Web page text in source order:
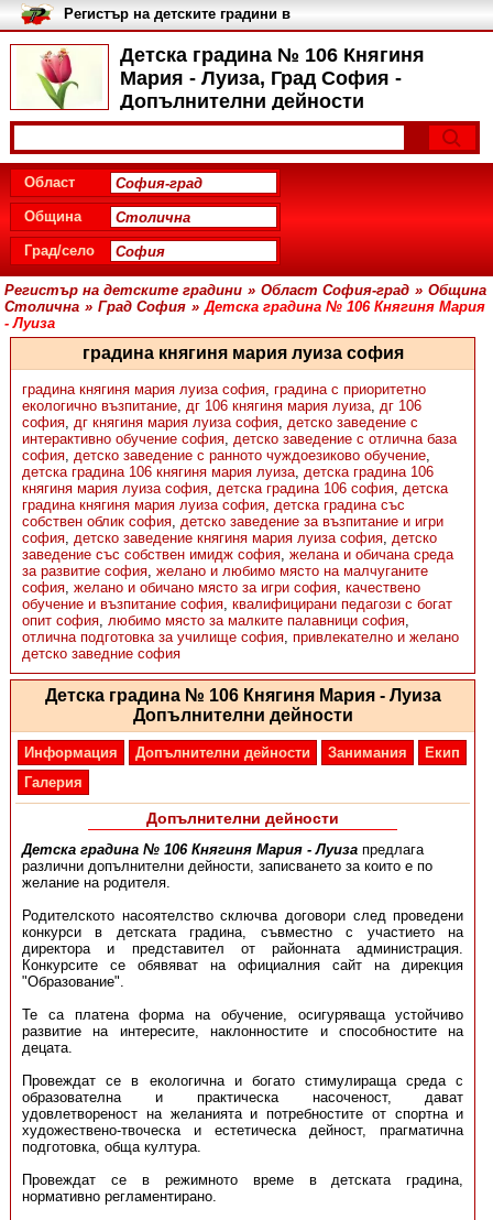
Детска градина № 106 Княгиня
Мария - Луиза, Град София -
Допълнителни дейности
Регистър на детските градини в
България
Област
Община
Град/село
Регистър на детските градини » Област София-град » Община
Столична » Град София » Детска градина № 106 Княгиня Мария
- Луиза
градина княгиня мария луиза софия
градина княгиня мария луиза софия, градина с приоритетно
екологично възпитание, дг 106 княгиня мария луиза, дг 106
софия, дг княгиня мария луиза софия, детскo заведение с
интерактивно обучение софия, детскo заведение с отлична база
софия, детскo заведение с ранното чуждоезиково обучение,
детска градина 106 княгиня мария луиза, детска градина 106
княгиня мария луиза софия, детска градина 106 софия, детска
градина княгиня мария луиза софия, детска градина със
собствен облик софия, детско заведение за възпитание и игри
софия, детско заведение княгиня мария луиза софия, детско
заведение със собствен имидж софия, желана и обичана среда
за развитие софия, желано и любимо място на малчуганите
софия, желано и обичано място за игри софия, качествено
обучение и възпитание софия, квалифицирани педагози с богат
опит софия, любимо място за малките палавници софия,
отлична подготовка за училище софия, привлекателно и желано
детско заведние софия
Детска градина № 106 Княгиня Мария - Луиза
Допълнителни дейности
Информация Допълнителни дейности Занимания
Екип
Галерия
Допълнителни дейности
Детска градина № 106 Княгиня Мария - Луиза предлага
различни допълнителни дейности, записването за които е по
желание на родителя.
Родителското насоятелство сключва договори след проведени
конкурси в детската градина, съвместно с участието на
директора и представител от районната администрация.
Конкурсите се обявяват на официалния сайт на дирекция
"Образование".
Те са платена форма на обучение, осигуряваща устойчиво
развитие на интересите, наклонностите и способностите на
децата.
Провеждат се в екологична и богато стимулираща среда с
образователна и практическа насоченост, дават
удовлетвореност на желанията и потребностите от спортна и
художествено-твоческа и естетическа дейност, прагматична
подготовка, обща култура.
Провеждат се в режимното време в детската градина,
нормативно регламентирано.